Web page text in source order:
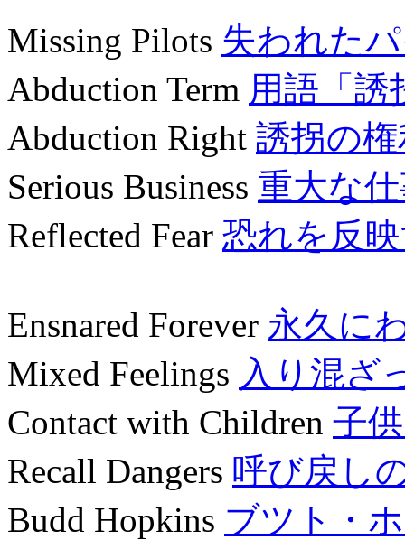
Missing Pilots 失われた
Abduction Term 用語「誘
Abduction Right 誘拐の
Serious Business 重大な
Reflected Fear 恐れを反
Ensnared Forever 永久に
Mixed Feelings 入り混ざ
Contact with Children 子
Recall Dangers 呼び戻し
Budd Hopkins ブツト・